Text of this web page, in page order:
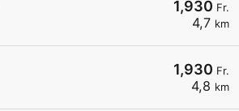
1,930 Fr.
4,7 km
1,930 Fr.
4,8 km